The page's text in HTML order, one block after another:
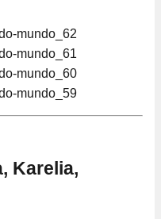
Karelia,